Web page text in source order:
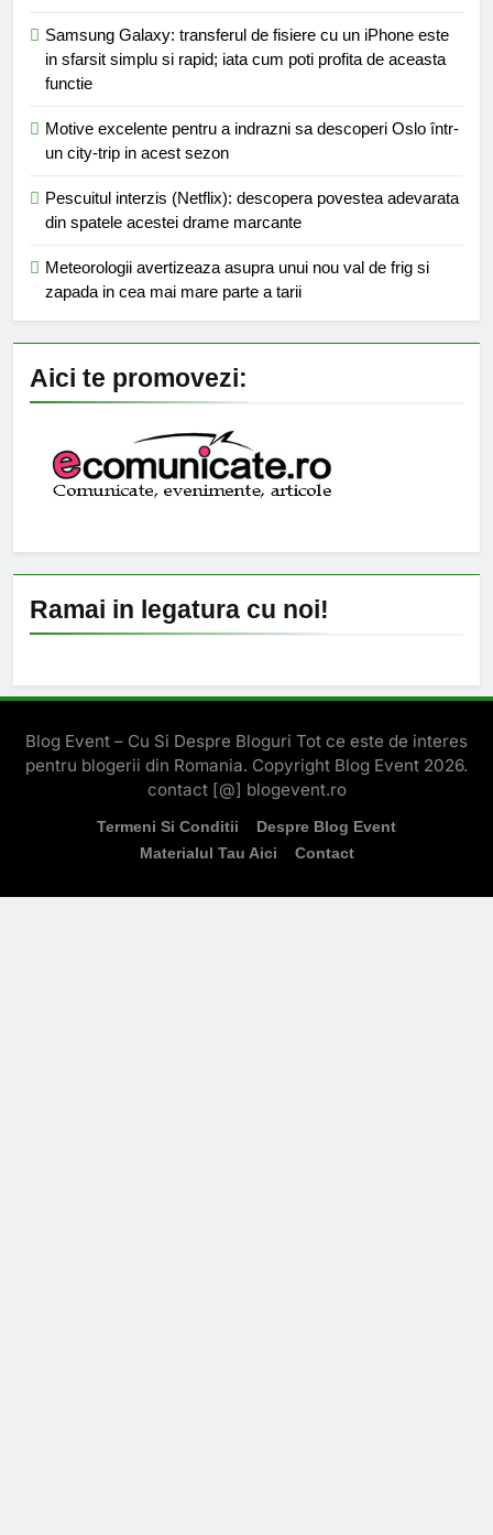
Samsung Galaxy: transferul de fisiere cu un iPhone este
in sfarsit simplu si rapid; iata cum poti profita de aceasta
functie
Motive excelente pentru a indrazni sa descoperi Oslo într-
un city-trip in acest sezon
Pescuitul interzis (Netflix): descopera povestea adevarata
din spatele acestei drame marcante
Meteorologii avertizeaza asupra unui nou val de frig si
zapada in cea mai mare parte a tarii
Aici te promovezi:
Ramai in legatura cu noi!
Blog Event – Cu Si Despre Bloguri Tot ce este de interes
pentru blogerii din Romania. Copyright Blog Event 2026.
contact [@] blogevent.ro
Termeni Si Conditii
Despre Blog Event
Materialul Tau Aici
Contact